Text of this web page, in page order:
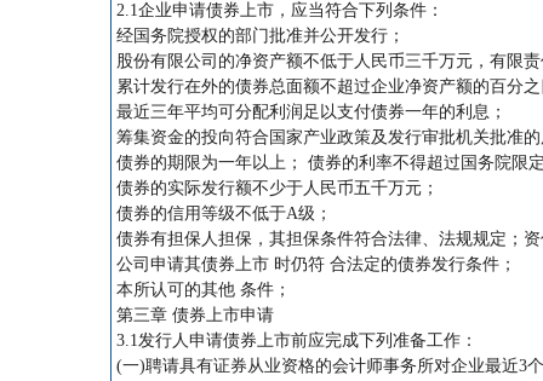
2.1企业申请债券上市，应当符合下列条件：
经国务院授权的部门批准并公开发行；
股份有限公司的净资产额不低于人民币三千万元，有限
累计发行在外的债券总面额不超过企业净资产额的百分
最近三年平均可分配利润足以支付债券一年的利息；
筹集资金的投向符合国家产业政策及发行审批机关批准
债券的期限为一年以上； 债券的利率不得超过国务院限
债券的实际发行额不少于人民币五千万元；
债券的信用等级不低于A级；
债券有担保人担保，其担保条件符合法律、法规规定；
公司申请其债券上市 时仍符 合法定的债券发行条件；
本所认可的其他 条件；
第三章 债券上市申请
3.1发行人申请债券上市前应完成下列准备工作：
(一)聘请具有证券从业资格的会计师事务所对企业最近3